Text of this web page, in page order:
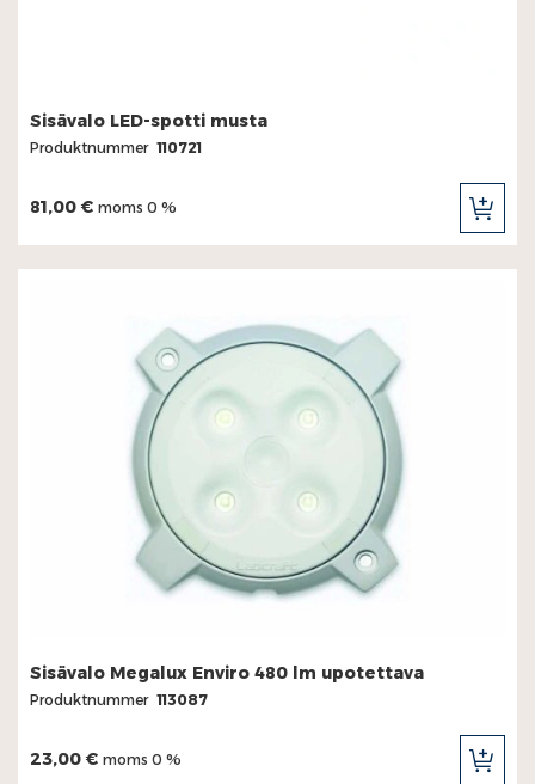
Sisävalo LED-spotti musta
Produktnummer 110721
81,00 € moms 0 %
I
Sisävalo Megalux Enviro 480 lm upotettava
Produktnummer 113087
23,00 € moms 0 %